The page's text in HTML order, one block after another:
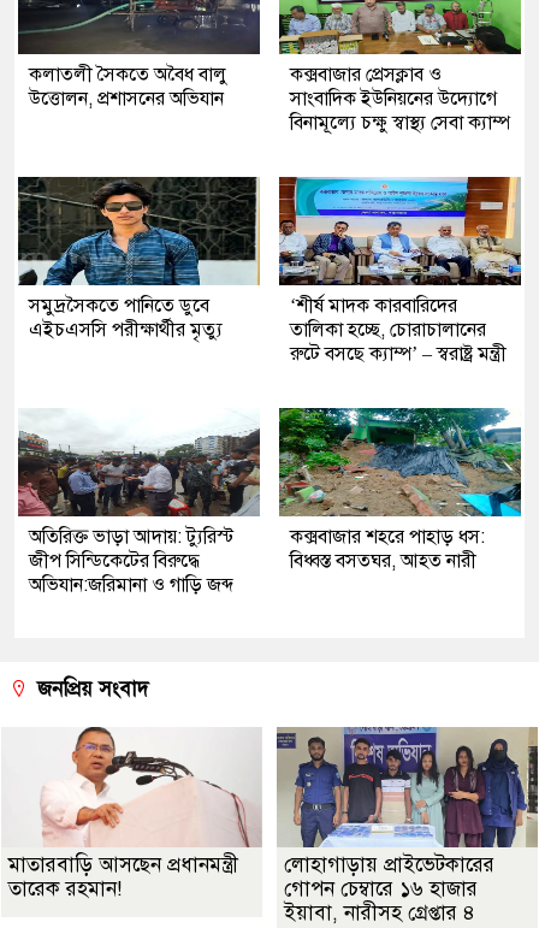
কলাতলী সৈকতে অবৈধ বালু
উত্তোলন, প্রশাসনের অভিযান
কক্সবাজার প্রেসক্লাব ও
সাংবাদিক ইউনিয়নের উদ্যোগে
বিনামূল্যে চক্ষু স্বাস্থ্য সেবা ক্যাম্প
সমুদ্রসৈকতে পানিতে ডুবে
এইচএসসি পরীক্ষার্থীর মৃত্যু
‘শীর্ষ মাদক কারবারিদের
তালিকা হচ্ছে, চোরাচালানের
রুটে বসছে ক্যাম্প’ – স্বরাষ্ট্র মন্ত্রী
অতিরিক্ত ভাড়া আদায়: ট্যুরিস্ট
জীপ সিন্ডিকেটের বিরুদ্ধে
অভিযান:জরিমানা ও গাড়ি জব্দ
কক্সবাজার শহরে পাহাড় ধস:
বিধ্বস্ত বসতঘর, আহত নারী
জনপ্রিয় সংবাদ
মাতারবাড়ি আসছেন প্রধানমন্ত্রী
তারেক রহমান!
লোহাগাড়ায় প্রাইভেটকারের
গোপন চেম্বারে ১৬ হাজার
ইয়াবা, নারীসহ গ্রেপ্তার ৪